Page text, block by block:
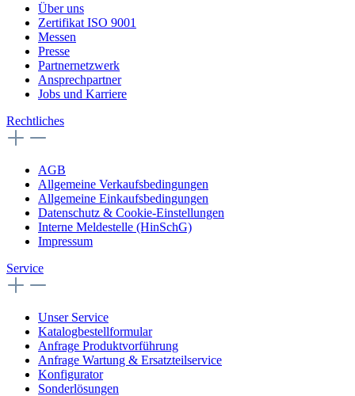
Über uns
Zertifikat ISO 9001
Messen
Presse
Partnernetzwerk
Ansprechpartner
Jobs und Karriere
Rechtliches
AGB
Allgemeine Verkaufsbedingungen
Allgemeine Einkaufsbedingungen
Datenschutz & Cookie-Einstellungen
Interne Meldestelle (HinSchG)
Impressum
Service
Unser Service
Katalogbestellformular
Anfrage Produktvorführung
Anfrage Wartung & Ersatzteilservice
Konfigurator
Sonderlösungen